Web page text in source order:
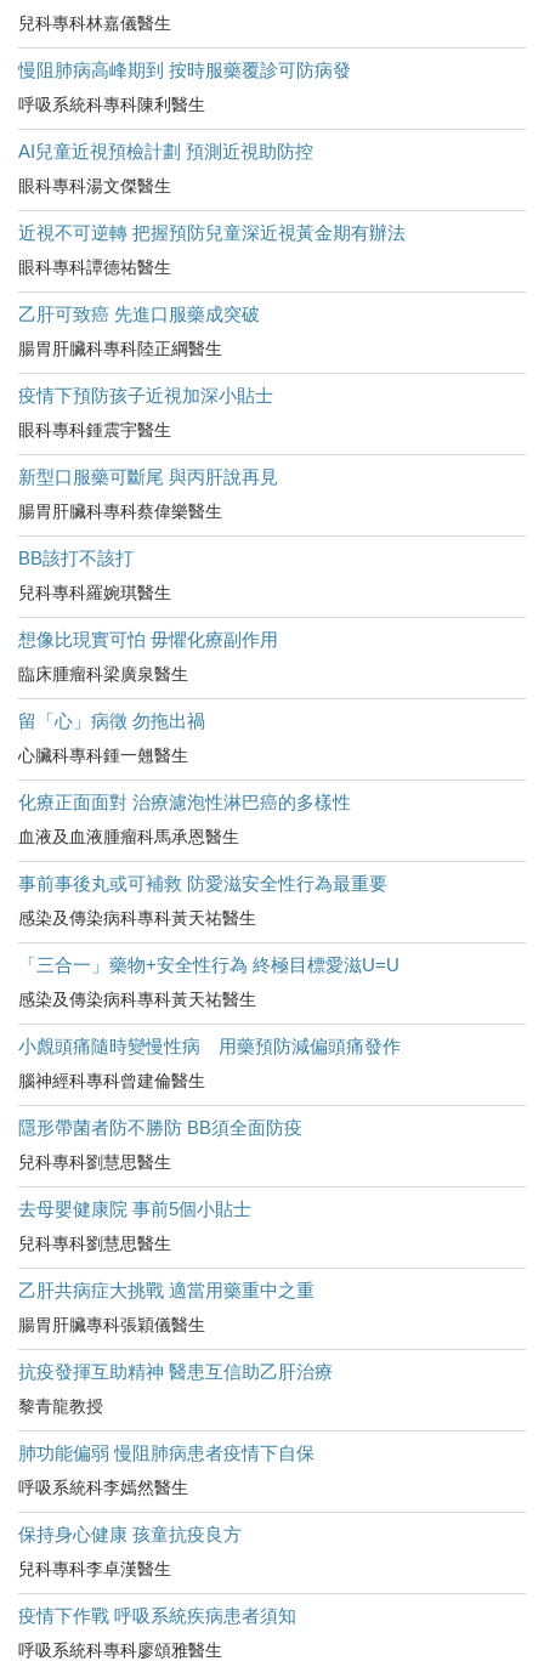
兒科專科林嘉儀醫生
慢阻肺病高峰期到 按時服藥覆診可防病發
呼吸系統科專科陳利醫生
AI兒童近視預檢計劃 預測近視助防控
眼科專科湯文傑醫生
近視不可逆轉 把握預防兒童深近視黃金期有辦法
眼科專科譚德祐醫生
乙肝可致癌 先進口服藥成突破
腸胃肝臟科專科陸正綱醫生
疫情下預防孩子近視加深小貼士
眼科專科鍾震宇醫生
新型口服藥可斷尾 與丙肝說再見
腸胃肝臟科專科蔡偉樂醫生
BB該打不該打
兒科專科羅婉琪醫生
想像比現實可怕 毋懼化療副作用
臨床腫瘤科梁廣泉醫生
留「心」病徵 勿拖出禍
心臟科專科鍾一翹醫生
化療正面面對 治療濾泡性淋巴癌的多樣性
血液及血液腫瘤科馬承恩醫生
事前事後丸或可補救 防愛滋安全性行為最重要
感染及傳染病科專科黃天祐醫生
「三合一」藥物+安全性行為 終極目標愛滋U=U
感染及傳染病科專科黃天祐醫生
小覤頭痛隨時變慢性病 用藥預防減偏頭痛發作
腦神經科專科曾建倫醫生
隱形帶菌者防不勝防 BB須全面防疫
兒科專科劉慧思醫生
去母嬰健康院 事前5個小貼士
兒科專科劉慧思醫生
乙肝共病症大挑戰 適當用藥重中之重
腸胃肝臟專科張穎儀醫生
抗疫發揮互助精神 醫患互信助乙肝治療
黎青龍教授
肺功能偏弱 慢阻肺病患者疫情下自保
呼吸系統科李嫣然醫生
保持身心健康 孩童抗疫良方
兒科專科李卓漢醫生
疫情下作戰 呼吸系統疾病患者須知
呼吸系統科專科廖頌雅醫生